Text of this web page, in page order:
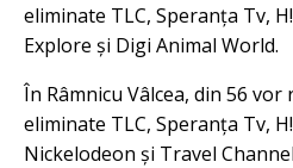
eliminate TLC, Speranța Tv,
Explore și Digi Animal World.
În Râmnicu Vâlcea, din 56 vor
eliminate TLC, Speranța Tv,
Nickelodeon și Travel